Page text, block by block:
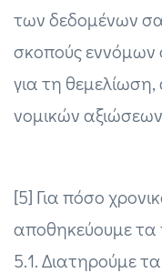
των δεδομένων
σκοπούς
για τη
νομικών
[5] Για πόσο
αποθηκεύουμε
5.1. Διατηρούμε